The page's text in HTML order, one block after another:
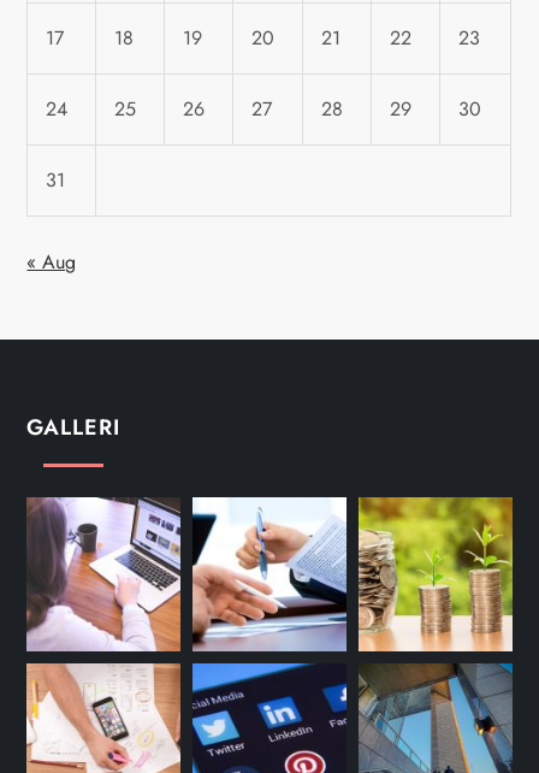
17 18 19 20 21 22 23
24 25 26 27 28 29 30
31
« Aug
GALLERI